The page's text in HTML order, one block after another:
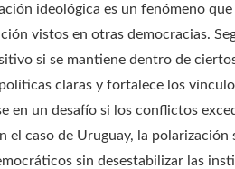
ideológica es un fenómeno
vistos en otras democracias.
si se mantiene dentro de
claras y fortalece los
en un desafío si los conflictos
el caso de Uruguay, la
sin desestabilizar las